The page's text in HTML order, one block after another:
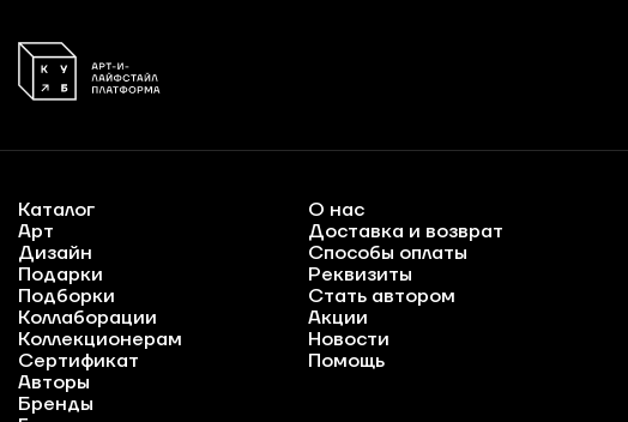
Каталог
Арт
Дизайн
Подарки
Подборки
Коллаборации
Коллекционерам
Сертификат
Авторы
Бренды
О нас
Доставка и возврат
Способы оплаты
Реквизиты
Стать автором
Акции
Новости
Помощь